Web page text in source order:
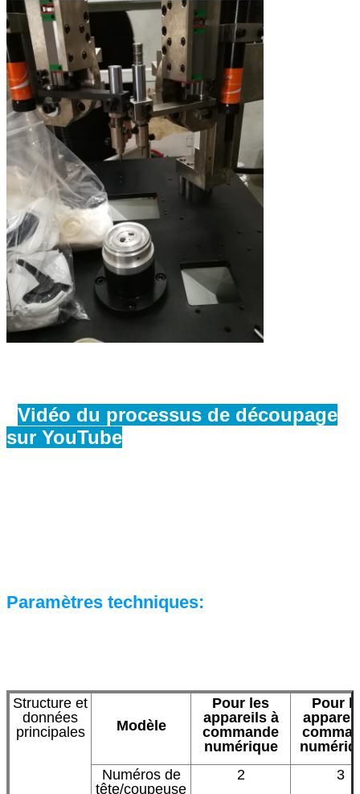
Vidéo du processus de découpage
sur YouTube
Paramètres techniques:
Structure et
données
principales
Modèle
Pour les
appareils à
commande
numérique
Pour
Numéros de
tête/coupeuse
2 3